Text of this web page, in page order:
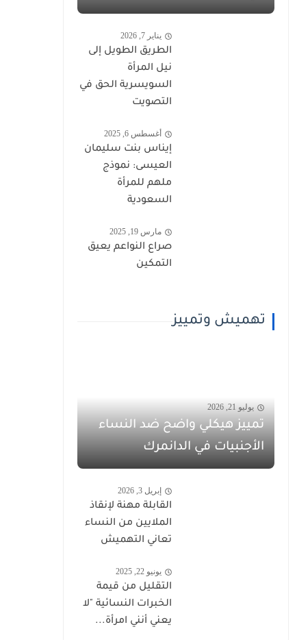
يناير 7, 2026
الطريق الطويل إلى
نيل المرأة
السويسرية الحق في
التصويت
أغسطس 6, 2025
إيناس بنت سليمان
العيسى: نموذج
ملهم للمرأة
السعودية
مارس 19, 2025
صراع النواعم يعيق
التمكين
تهميش وتمييز
يوليو 21, 2026
تمييز هيكلي واضح ضد النساء
الأجنبيات في الدانمرك
إبريل 3, 2026
القابلة مهنة لإنقاذ
الملايين من النساء
تعاني التهميش
يونيو 22, 2025
التقليل من قيمة
الخبرات النسائية "لا
يعني أنني امرأة...